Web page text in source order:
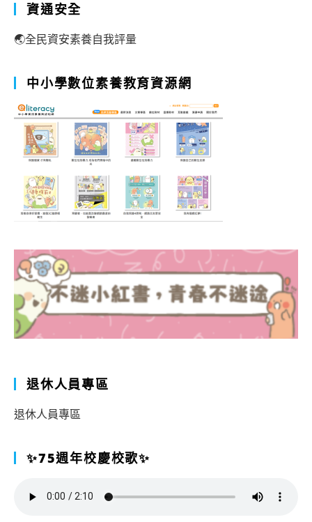
資通安全
🌏全民資安素養自我評量
中小學數位素養教育資源網
退休人員專區
退休人員專區
✨75週年校慶校歌✨